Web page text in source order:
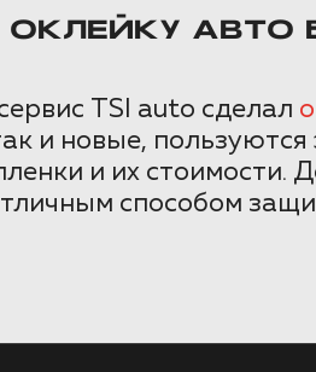
ОКЛЕЙКУ АВТО
TSI auto сделал
и новые,
и их
способом